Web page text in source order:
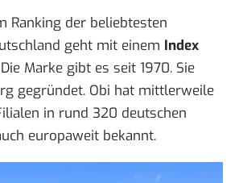
Ranking der beliebtesten
geht mit einem Index
Marke gibt es seit 1970. Sie
gegründet. Obi hat mittlerweile
in rund 320 deutschen
europaweit bekannt.